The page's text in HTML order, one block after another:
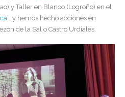
y Taller en Blanco (Logroño) en el
”, y hemos hecho acciones en
de la Sal o Castro Urdiales.